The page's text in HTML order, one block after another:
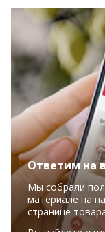
Ответим на
Мы собрали
материале на
странице